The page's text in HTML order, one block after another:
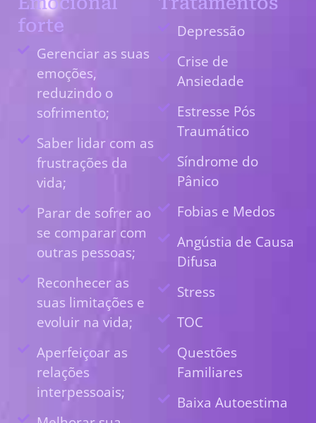
forte
Gerenciar as suas
emoções,
reduzindo o
sofrimento;
Saber lidar com as
frustrações da
vida;
Parar de sofrer ao
se comparar com
outras pessoas;
Reconhecer as
suas limitações e
evoluir na vida;
Aperfeiçoar as
relações
interpessoais;
Depressão
Crise de
Ansiedade
Estresse Pós
Traumático
Síndrome do
Pânico
Fobias e Medos
Angústia de Causa
Difusa
Stress
TOC
Questões
Familiares
Baixa Autoestima